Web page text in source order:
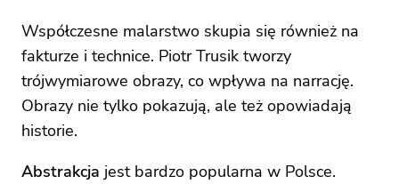
Współczesne malarstwo skupia się również na
fakturze i technice. Piotr Trusik tworzy
trójwymiarowe obrazy, co wpływa na narrację.
Obrazy nie tylko pokazują, ale też opowiadają
historie.
Abstrakcja jest bardzo popularna w Polsce.